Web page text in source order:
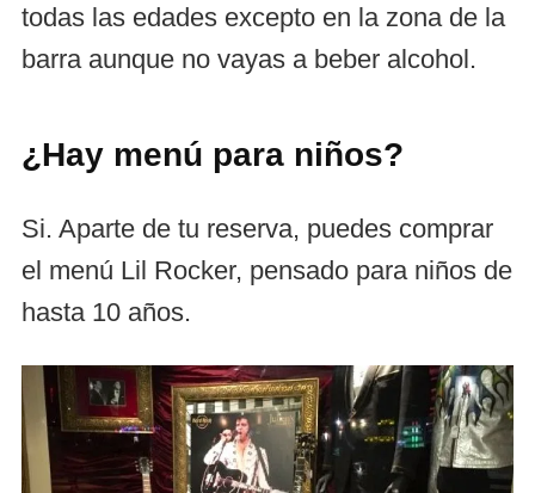
todas las edades excepto en la zona de la
barra aunque no vayas a beber alcohol.
¿Hay menú para niños?
Si. Aparte de tu reserva, puedes comprar
el menú Lil Rocker, pensado para niños de
hasta 10 años.